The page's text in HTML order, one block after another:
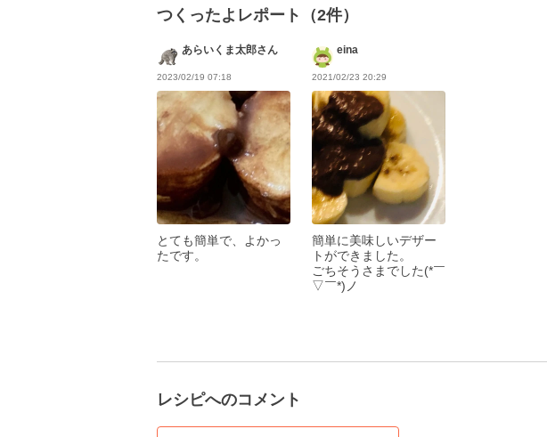
つくったよレポート（2件）
あらいくま太郎さん
2023/02/19 07:18
とても簡単で、よかっ
たです。
eina
2021/02/23 20:29
簡単に美味しいデザー
トができました。
ごちそうさまでした(*￣
▽￣*)ノ
レシピへのコメント